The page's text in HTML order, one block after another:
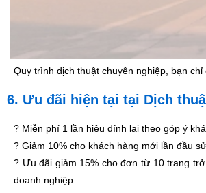
Quy trình dịch thuật chuyên nghiệp, bạn
6. Ưu đãi hiện tại tại Dịch
? Miễn phí 1 lần hiệu đính lại theo góp ý
? Giảm 10% cho khách hàng mới lần đầu
? Ưu đãi giảm 15% cho đơn từ 10 trang
doanh nghiệp